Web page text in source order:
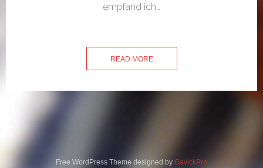
empfand ich…
READ MORE
Free WordPress Theme designed by GavickPro